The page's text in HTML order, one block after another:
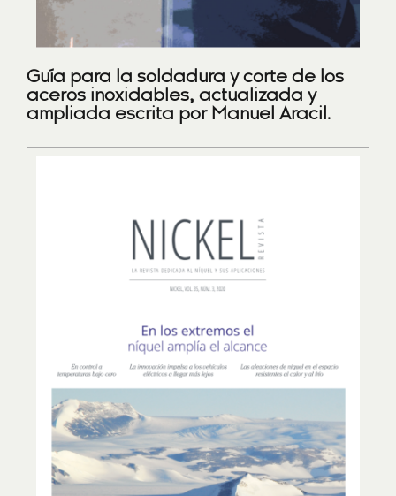
Guía para la soldadura y corte de los
aceros inoxidables, actualizada y
ampliada escrita por Manuel Aracil.